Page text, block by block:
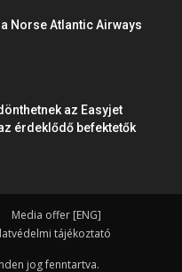
Norse Atlantic Airways
az Easyjet
érdeklődő befektetők
Media offer [ENG]
tájékoztató
jog fenntartva.